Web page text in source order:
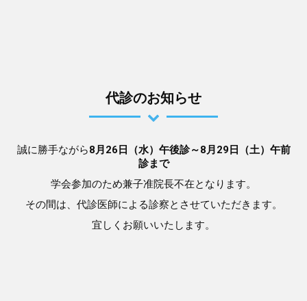
代診のお知らせ
誠に勝手ながら8月26日（水）午後診～8月29日（土）午前
診まで
学会参加のため兼子准院長不在となります。
その間は、代診医師による診察とさせていただきます。
宜しくお願いいたします。